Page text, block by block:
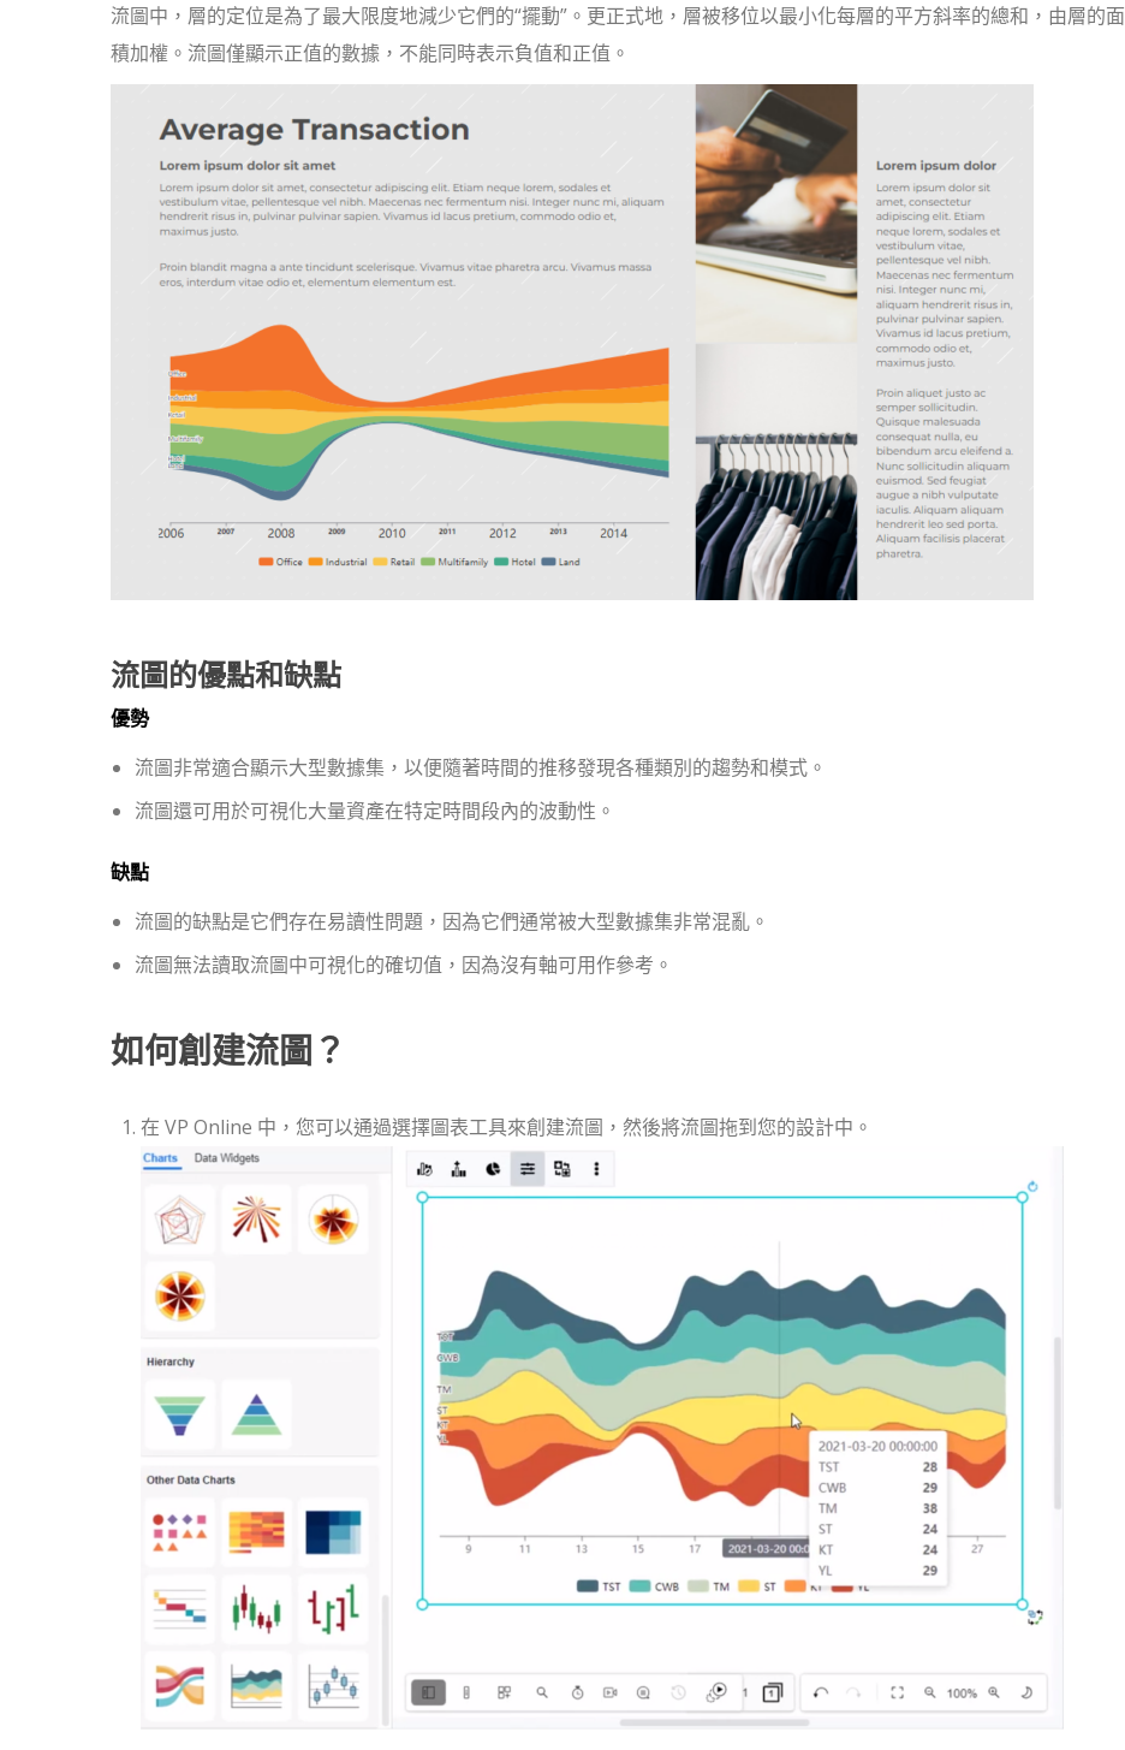
流圖中，層的定位是為了最大限度地減少它們的“擺動”。更正式地，層被移位以最小化每層的平方斜率的總和，由層的面
積加權。流圖僅顯示正值的數據，不能同時表示負值和正值。
流圖的優點和缺點
優勢
流圖非常適合顯示大型數據集，以便隨著時間的推移發現各種類別的趨勢和模式。
流圖還可用於可視化大量資產在特定時間段內的波動性。
缺點
流圖的缺點是它們存在易讀性問題，因為它們通常被大型數據集非常混亂。
流圖無法讀取流圖中可視化的確切值，因為沒有軸可用作參考。
如何創建流圖？
在 VP Online 中，您可以通過選擇圖表工具來創建流圖，然後將流圖拖到您的設計中。